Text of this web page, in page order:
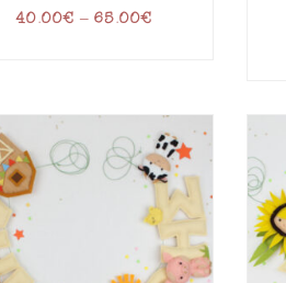
40.00€ – 65.00€